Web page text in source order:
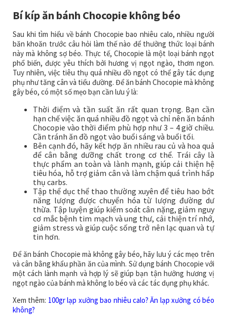
Bí kíp ăn bánh Chocopie không béo
Sau khi tìm hiểu về bánh Chocopie bao nhiêu calo, nhiều người
băn khoăn trước câu hỏi làm thế nào để thưởng thức loại bánh
này mà không sợ béo. Thực tế, Chocopie là một loại bánh ngọt
phổ biến, được yêu thích bởi hương vị ngọt ngào, thơm ngon.
Tuy nhiên, việc tiêu thụ quá nhiều đồ ngọt có thể gây tác dụng
phụ như tăng cân và tiểu đường. Để ăn bánh Chocopie mà không
gây béo, có một số mẹo bạn cần lưu ý là:
Thời điểm và tần suất ăn rất quan trọng. Bạn cần
hạn chế việc ăn quá nhiều đồ ngọt và chỉ nên ăn bánh
Chocopie vào thời điểm phù hợp như 3 – 4 giờ chiều.
Cần tránh ăn đồ ngọt vào buổi sáng và buổi tối.
Bên cạnh đó, hãy kết hợp ăn nhiều rau củ và hoa quả
để cân bằng dưỡng chất trong cơ thể. Trái cây là
thực phẩm an toàn và lành mạnh, giúp cải thiện hệ
tiêu hóa, hỗ trợ giảm cân và làm chậm quá trình hấp
thụ carbs.
Tập thể dục thể thao thường xuyên để tiêu hao bớt
năng lượng được chuyển hóa từ lượng đường dư
thừa. Tập luyện giúp kiểm soát cân nặng, giảm nguy
cơ mắc bệnh tim mạch và ung thư, cải thiện trí nhớ,
giảm stress và giúp cuộc sống trở nên lạc quan và tự
tin hơn.
Để ăn bánh Chocopie mà không gây béo, hãy lưu ý các mẹo trên
và cân bằng khẩu phần ăn của mình. Sử dụng bánh Chocopie với
một cách lành mạnh và hợp lý sẽ giúp bạn tận hưởng hương vị
ngọt ngào của bánh mà không lo béo và các tác dụng phụ khác.
Xem thêm: 100gr lạp xưởng bao nhiêu calo? Ăn lạp xưởng có béo
không?